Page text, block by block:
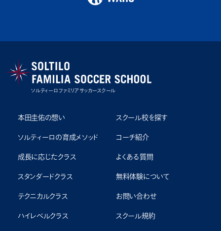
ソルティーロ ファミリア サッカースクール
本田圭佑の想い
ソルティーロの育成メソッド
成⻑に応じたクラス
スタンダードクラス
テクニカルクラス
ハイレベルクラス
スクール校を探す
コーチ紹介
よくある質問
無料体験について
お問い合わせ
スクール規約